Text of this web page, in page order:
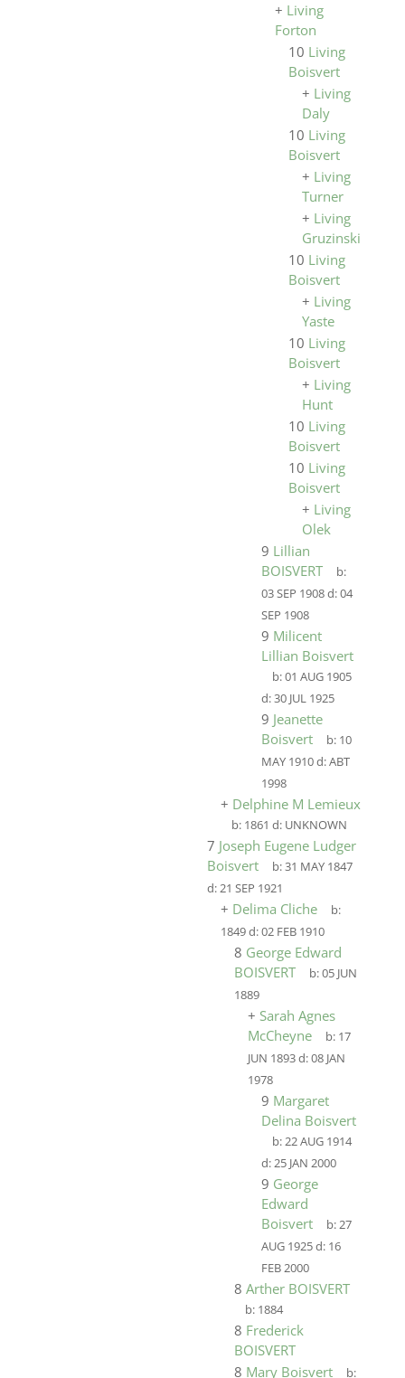
+ Living
Forton
10 Living
Boisvert
+ Living
Daly
10 Living
Boisvert
+ Living
Turner
+ Living
Gruzinski
10 Living
Boisvert
+ Living
Yaste
10 Living
Boisvert
+ Living
Hunt
10 Living
Boisvert
10 Living
Boisvert
+ Living
Olek
9 Lillian
BOISVERT
b:
03 SEP 1908d:04
SEP 1908
9 Milicent
Lillian Boisvert
b:01 AUG 1905
d:30 JUL 1925
9 Jeanette
Boisvert
b: 10
MAY 1910d:ABT
1998
+ Delphine M Lemieux
b: 1861 d: UNKNOWN
7 Joseph Eugene Ludger
Boisvert
b:31 MAY 1847
d:21 SEP 1921
+ Delima Cliche
b:
1849d:02 FEB 1910
8 George Edward
BOISVERT
b:05 JUN
1889
+ Sarah Agnes
McCheyne
b: 17
JUN 1893d:08 JAN
1978
9 Margaret
Delina Boisvert
b:22 AUG 1914
d:25 JAN 2000
9 George
Edward
Boisvert
b:27
AUG 1925d: 16
FEB 2000
8 Arther BOISVERT
b: 1884
8 Frederick
BOISVERT
8 Mary Boisvert b: